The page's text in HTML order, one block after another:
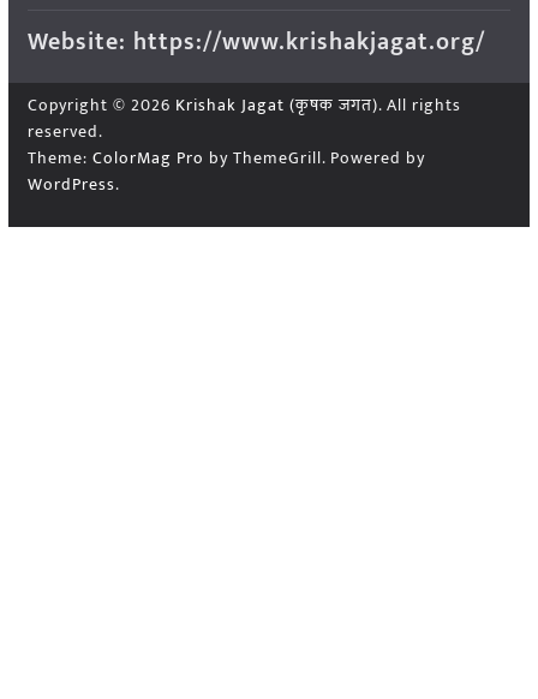
Website: https://www.krishakjagat.org/
Copyright © 2026 Krishak Jagat (कृषक जगत). All rights
reserved.
Theme: ColorMag Pro by ThemeGrill. Powered by
WordPress.